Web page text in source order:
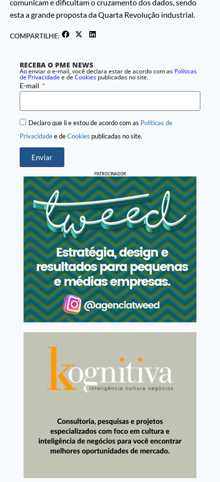
comunicam e dificultam o cruzamento dos dados, sendo
esta a grande proposta da Quarta Revolução industrial.
COMPARTILHE:
RECEBA O PME NEWS
Ao enviar o e-mail, você declara estar de acordo com as Políticas
de Privacidadee deCookies publicadas no site.
E-mail
Declaro que li e estou de acordo com as Políticas de
Privacidadee deCookies publicadas no site.
Enviar
PATROCINADOR